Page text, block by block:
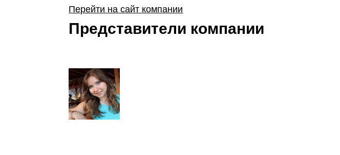
Перейти на сайт компании
Представители компании